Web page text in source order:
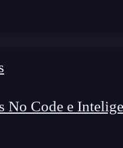
No Code e
combinando